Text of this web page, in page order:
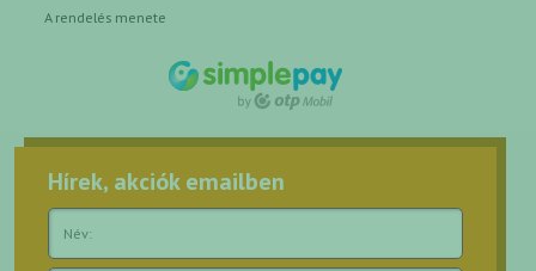
A rendelés menete
Hírek, akciók emailben